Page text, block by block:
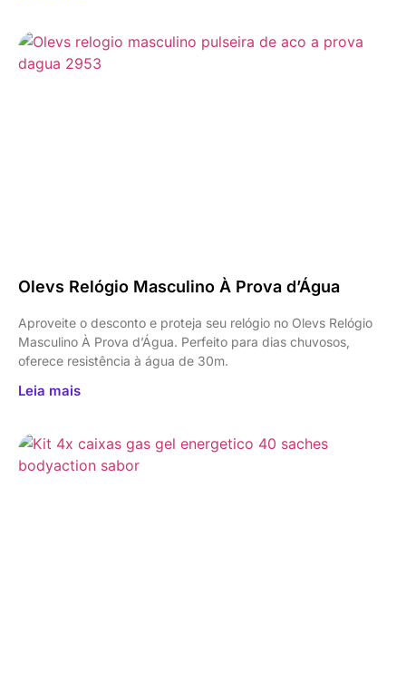
Olevs Relógio Masculino À Prova d’Água
Aproveite o desconto e proteja seu relógio no Olevs Relógio
Masculino À Prova d’Água. Perfeito para dias chuvosos,
oferece resistência à água de 30m.
Leia mais